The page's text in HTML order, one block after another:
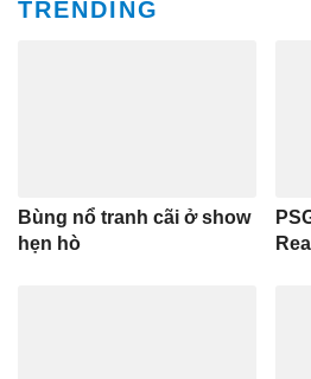
TRENDING
Bùng nổ tranh cãi ở show
hẹn hò
Real